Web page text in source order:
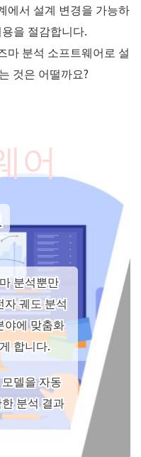
에서 설계 변경을 가능하
을 절감합니다.
마 분석 소프트웨어로 설
것은 어떨까요?
어
분석뿐만
자 궤도 분석
야에 맞춤화
합니다.
델을 자동
분석 결과